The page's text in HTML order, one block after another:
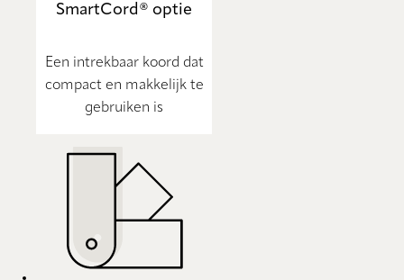
SmartCord® optie
Een intrekbaar koord dat
compact en makkelijk te
gebruiken is